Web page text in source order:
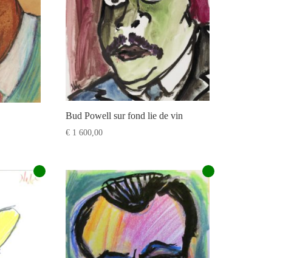
Bud Powell sur fond lie de vin
€ 1 600,00